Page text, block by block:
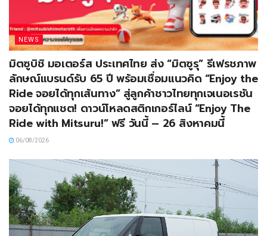
NEWS
มิตซูบิชิ มอเตอร์ส ประเทศไทย ส่ง “มิตซูรุ” รีเฟรชภาพ
ลักษณ์แบรนด์รับ 65 ปี พร้อมเชื่อมแนวคิด “Enjoy the
Ride จอยได้ทุกเส้นทาง” สู่ลูกค้าชาวไทยทุกเจเนอเรชัน
จอยได้ทุกแชต! ดาวน์โหลดสติกเกอร์ไลน์ “Enjoy The
Ride with Mitsuru!” ฟรี วันนี้ – 26 สิงหาคมนี้
06/08/2026